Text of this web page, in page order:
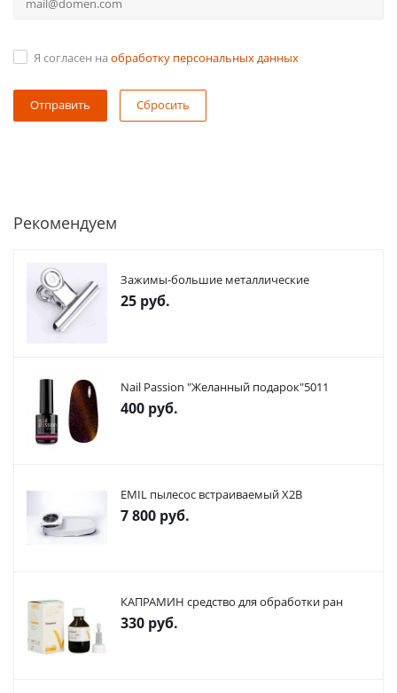
Я согласен на обработку персональных данных
Сбросить
Рекомендуем
Зажимы-большие металлические
25 руб.
Nail Passion "Желанный подарок"5011
400 руб.
EMIL пылесос встраиваемый X2В
7 800 руб.
КАПРАМИН средство для обработки ран
330 руб.